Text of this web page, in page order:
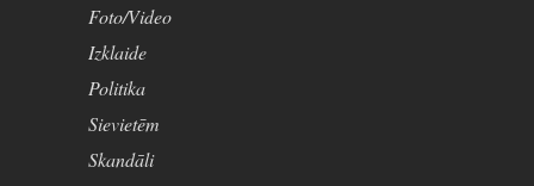
Foto/Video
Izklaide
Politika
Sievietēm
Skandāli